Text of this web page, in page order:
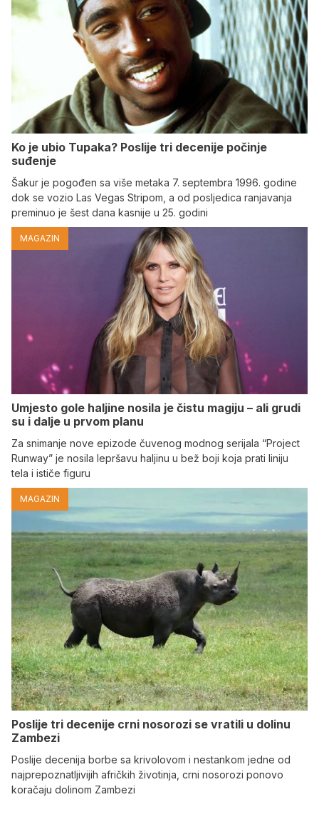
Ko je ubio Tupaka? Poslije tri decenije počinje
suđenje
Šakur je pogođen sa više metaka 7. septembra 1996. godine
dok se vozio Las Vegas Stripom, a od posljedica ranjavanja
preminuo je šest dana kasnije u 25. godini
MAGAZIN
Umjesto gole haljine nosila je čistu magiju – ali grudi
su i dalje u prvom planu
Za snimanje nove epizode čuvenog modnog serijala “Project
Runway” je nosila lepršavu haljinu u bež boji koja prati liniju
tela i ističe figuru
MAGAZIN
Poslije tri decenije crni nosorozi se vratili u dolinu
Zambezi
Poslije decenija borbe sa krivolovom i nestankom jedne od
najprepoznatljivijih afričkih životinja, crni nosorozi ponovo
koračaju dolinom Zambezi